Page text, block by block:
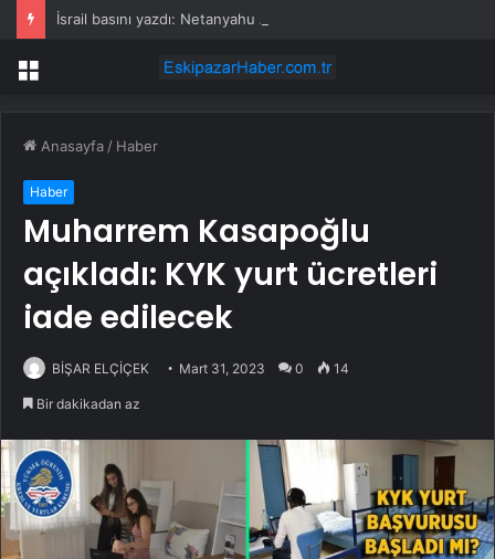
Menü
Anasayfa / Haber
Haber
Muharrem Kasapoğlu
açıkladı: KYK yurt ücretleri
iade edilecek
BİŞAR ELÇİÇEK Mart 31, 2023 0 14
Bir dakikadan az